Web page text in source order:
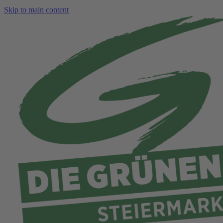
Skip to main content